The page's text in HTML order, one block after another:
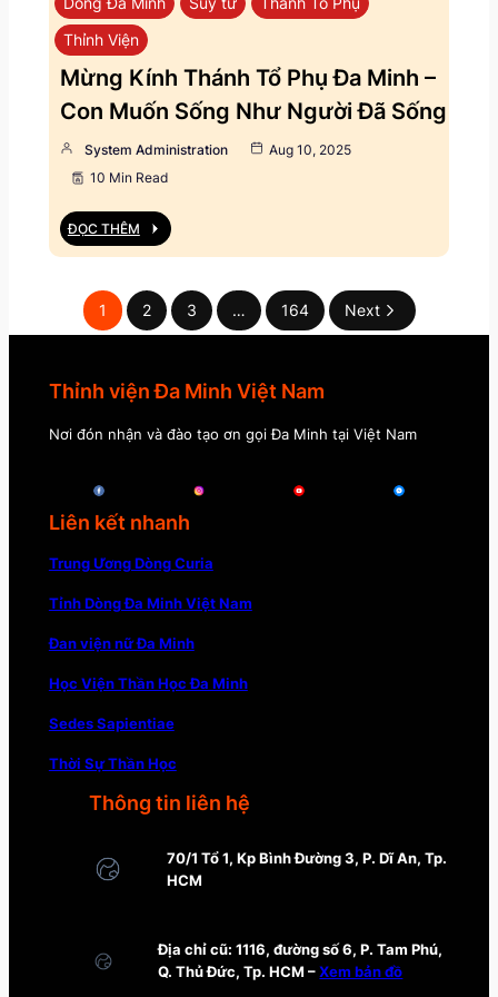
Thỉnh Viện
Mừng Kính Thánh Tổ Phụ Đa Minh –
Con Muốn Sống Như Người Đã Sống
System Administration
Aug 10, 2025
10 Min Read
ĐỌC THÊM
1 2 3 … 164 Next
Thỉnh viện Đa Minh Việt Nam
Nơi đón nhận và đào tạo ơn gọi Đa Minh tại Việt Nam
Liên kết nhanh
Trung Ương Dòng Curia
Tỉnh Dòng Đa Minh Việt Nam
Đan viện nữ Đa Minh
Học Viện Thần Học Đa Minh
Sedes Sapientiae
Thời Sự Thần Học
Thông tin liên hệ
70/1 Tổ 1, Kp Bình Đường 3, P. Dĩ An, Tp.
HCM
Địa chỉ cũ: 1116, đường số 6, P. Tam Phú,
Q. Thủ Đức, Tp. HCM –Xem bản đồ